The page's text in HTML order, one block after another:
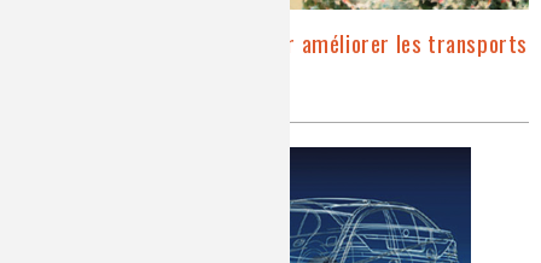
Les matériaux poreux pour améliorer les transports